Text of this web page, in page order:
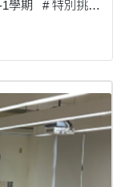
助於學生掌握實